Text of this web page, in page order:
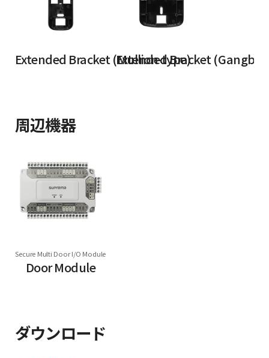
Extended Bracket (Mullion-type)
Extended Bracket
周辺機器
Secure Multi Door I/O Module
Door Module
ダウンロード